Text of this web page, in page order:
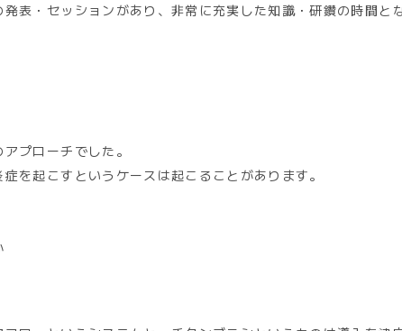
表・セッションがあり、非常に充実した知識・研鑽の時間と
プローチでした。
を起こすというケースは起こることがあります。